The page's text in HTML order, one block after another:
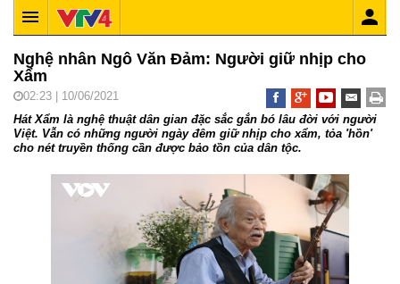
Nghệ nhân Ngô Văn Đảm: Người giữ nhịp cho
Xẩm
02:23 | 10/06/2021
Hát Xẩm là nghệ thuật dân gian đặc sắc gắn bó lâu đời với người
Việt. Vẫn có những người ngày đêm giữ nhịp cho xẩm, tỏa 'hồn'
cho nét truyền thống cần được bảo tồn của dân tộc.